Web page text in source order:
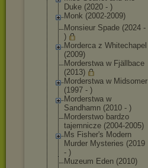
Duke (2020 - )
Monk (2002-2009)
Monsieur Spade (2024 -
)
Morderca z Whitechapel
(2009)
Morderstwa w Fjällbace
(2013)
Morderstwa w Midsomer
(1997 - )
Morderstwa w
Sandhamn (2010 - )
Morderstwo bardzo
tajemnicze (2004-2005)
Ms Fisher's Modern
Murder Mysteries (2019
- )
Muzeum Eden (2010)